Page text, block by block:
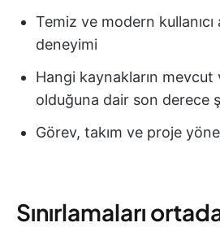
Temiz ve modern
deneyimi
Hangi kaynakların mevcut
olduğuna dair son derece
Görev, takım ve proje
Sınırlamaları